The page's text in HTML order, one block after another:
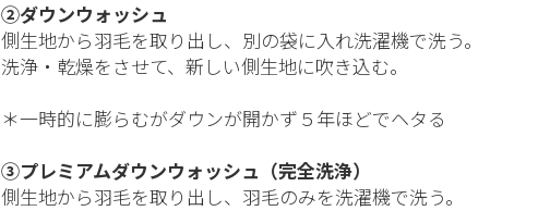
②ダウンウォッシュ
側生地から羽毛を取り出し、別の袋に入れ洗濯機で洗う。
洗浄・乾燥をさせて、新しい側生地に吹き込む。
＊一時的に膨らむがダウンが開かず５年ほどでヘタる
③プレミアムダウンウォッシュ（完全洗浄）
側生地から羽毛を取り出し、羽毛のみを洗濯機で洗う。